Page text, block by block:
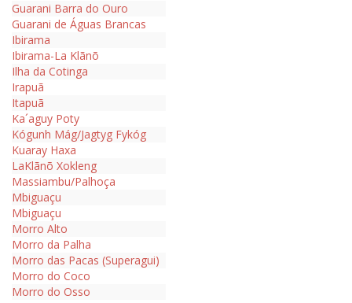
Guarani Barra do Ouro
Guarani de Águas Brancas
Ibirama
Ibirama-La Klãnõ
Ilha da Cotinga
Irapuã
Itapuã
Ka´aguy Poty
Kógunh Mág/Jagtyg Fykóg
Kuaray Haxa
LaKlãnõ Xokleng
Massiambu/Palhoça
Mbiguaçu
Mbiguaçu
Morro Alto
Morro da Palha
Morro das Pacas (Superagui)
Morro do Coco
Morro do Osso